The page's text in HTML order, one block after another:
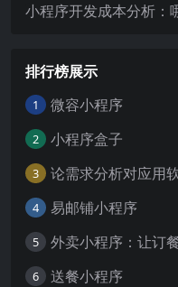
小程序开发成本分析：
排行榜展示
1 微容小程序
2 小程序盒子
3 论需求分析对应用
4 易邮铺小程序
5 外卖小程序：让订
6 送餐小程序